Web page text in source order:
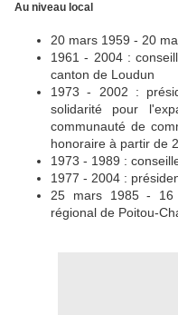
Au niveau local
20 mars 1959 - 20
1961 - 2004 :
canton de Loudun
1973 - 2002 :
solidarité pour
communauté de
honoraire à partir de
1973 - 1989 :
1977 - 2004 :
25 mars 1985 - 16
régional de Poitou-